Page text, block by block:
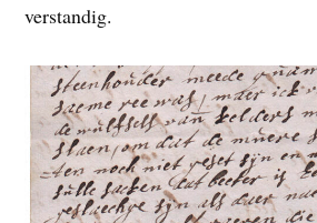
verstandig.